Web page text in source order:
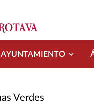
AYUNTAMIENTO
Verdes